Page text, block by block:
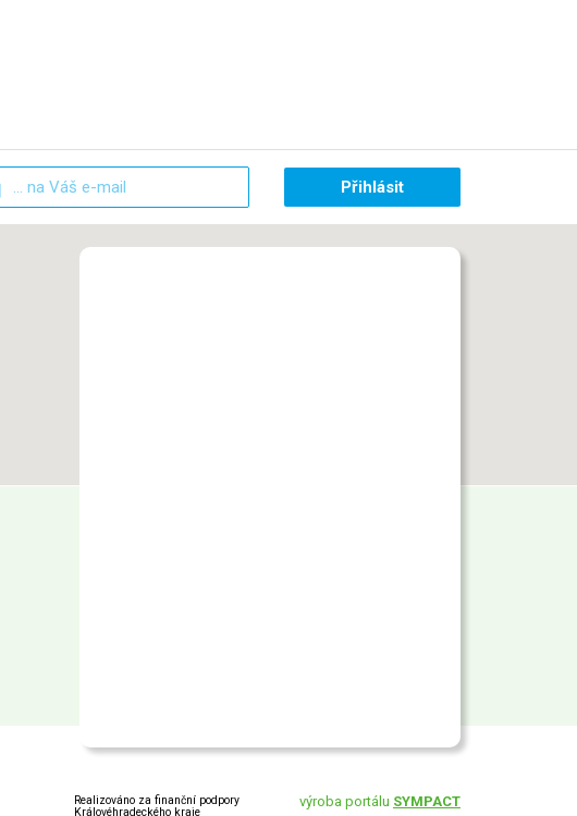
Realizováno za finanční podpory
Královéhradeckého kraje
výroba portálu SYMPACT